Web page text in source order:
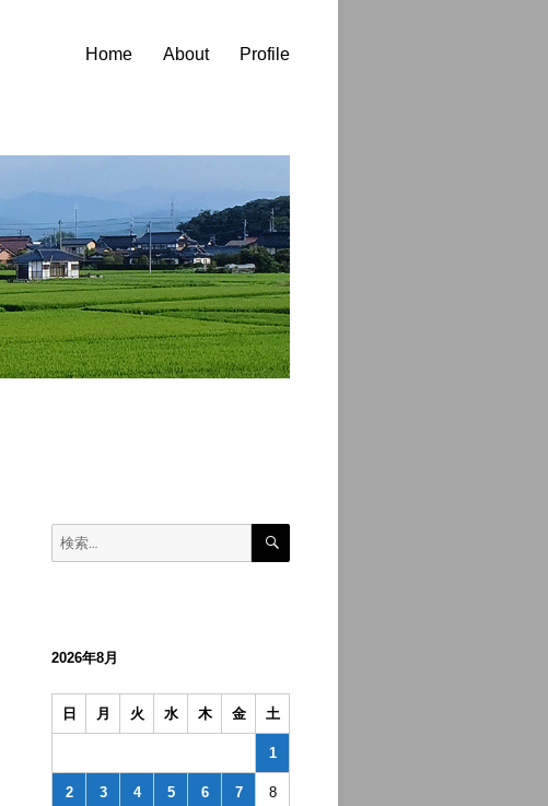
Home About Profile
検
検
2026年8月
日 月 火 水 木 金 土
1
2 3 4 5 6 7 8